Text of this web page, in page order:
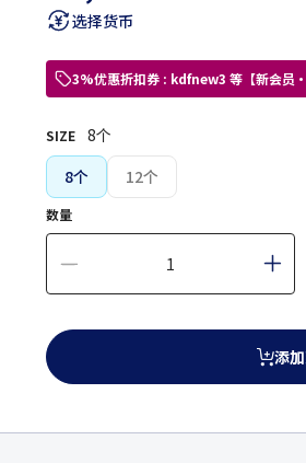
选择货币
3%优惠折扣券 : kdfnew3 等【新会员・
SIZE
8个
8个
12个
数量
添